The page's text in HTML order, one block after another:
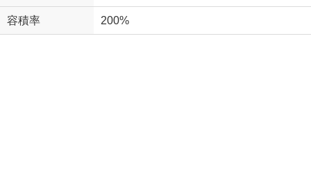
容積率 200%